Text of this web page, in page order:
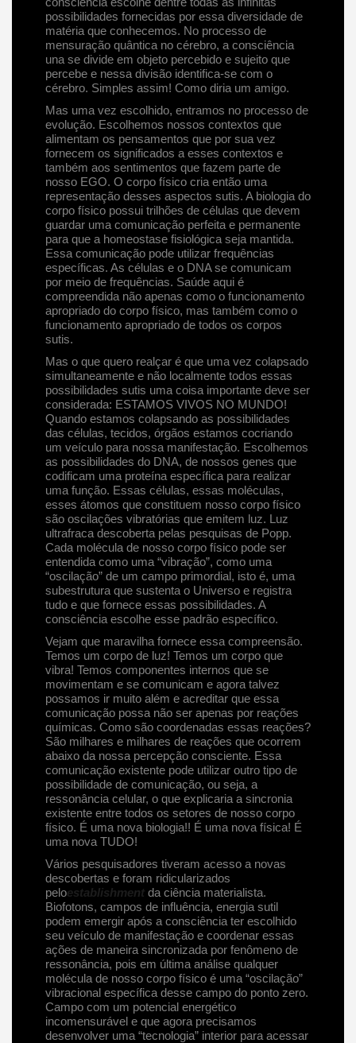
possibilidades fornecidas por essa diversidade de
matéria que conhecemos. No processo de
mensuração quântica no cérebro, a consciência
una se divide em objeto percebido e sujeito que
percebe e nessa divisão identifica-se com o
cérebro. Simples assim! Como diria um amigo.
Mas uma vez escolhido, entramos no processo de
evolução. Escolhemos nossos contextos que
alimentam os pensamentos que por sua vez
fornecem os significados a esses contextos e
também aos sentimentos que fazem parte de
nosso EGO. O corpo físico cria então uma
representação desses aspectos sutis. A biologia do
corpo físico possui trilhões de células que devem
guardar uma comunicação perfeita e permanente
para que a homeostase fisiológica seja mantida.
Essa comunicação pode utilizar frequências
específicas. As células e o DNA se comunicam
por meio de frequências. Saúde aqui é
compreendida não apenas como o funcionamento
apropriado do corpo físico, mas também como o
funcionamento apropriado de todos os corpos
sutis.
Mas o que quero realçar é que uma vez colapsado
simultaneamente e não localmente todos essas
possibilidades sutis uma coisa importante deve ser
considerada: ESTAMOS VIVOS NO MUNDO!
Quando estamos colapsando as possibilidades
das células, tecidos, órgãos estamos cocriando
um veículo para nossa manifestação. Escolhemos
as possibilidades do DNA, de nossos genes que
codificam uma proteína específica para realizar
uma função. Essas células, essas moléculas,
esses átomos que constituem nosso corpo físico
são oscilações vibratórias que emitem luz. Luz
ultrafraca descoberta pelas pesquisas de Popp.
Cada molécula de nosso corpo físico pode ser
entendida como uma “vibração”, como uma
“oscilação” de um campo primordial, isto é, uma
subestrutura que sustenta o Universo e registra
tudo e que fornece essas possibilidades. A
consciência escolhe esse padrão específico.
Vejam que maravilha fornece essa compreensão.
Temos um corpo de luz! Temos um corpo que
vibra! Temos componentes internos que se
movimentam e se comunicam e agora talvez
possamos ir muito além e acreditar que essa
comunicação possa não ser apenas por reações
químicas. Como são coordenadas essas reações?
São milhares e milhares de reações que ocorrem
abaixo da nossa percepção consciente. Essa
comunicação existente pode utilizar outro tipo de
possibilidade de comunicação, ou seja, a
ressonância celular, o que explicaria a sincronia
existente entre todos os setores de nosso corpo
físico. É uma nova biologia!! É uma nova física! É
uma nova TUDO!
Vários pesquisadores tiveram acesso a novas
descobertas e foram ridicularizados
peloestablishmentda ciência materialista.
Biofotons, campos de influência, energia sutil
podem emergir após a consciência ter escolhido
seu veículo de manifestação e coordenar essas
ações de maneira sincronizada por fenômeno de
ressonância, pois em última análise qualquer
molécula de nosso corpo físico é uma “oscilação”
vibracional específica desse campo do ponto zero.
Campo com um potencial energético
incomensurável e que agora precisamos
desenvolver uma “tecnologia” interior para acessar